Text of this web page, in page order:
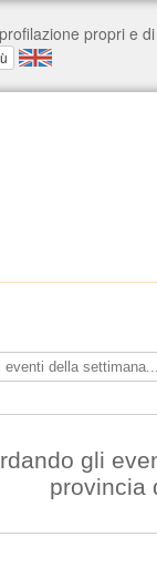
gli
provincia